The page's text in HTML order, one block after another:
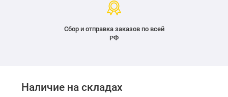
Сбор и отправка заказов по всей
РФ
Наличие на складах